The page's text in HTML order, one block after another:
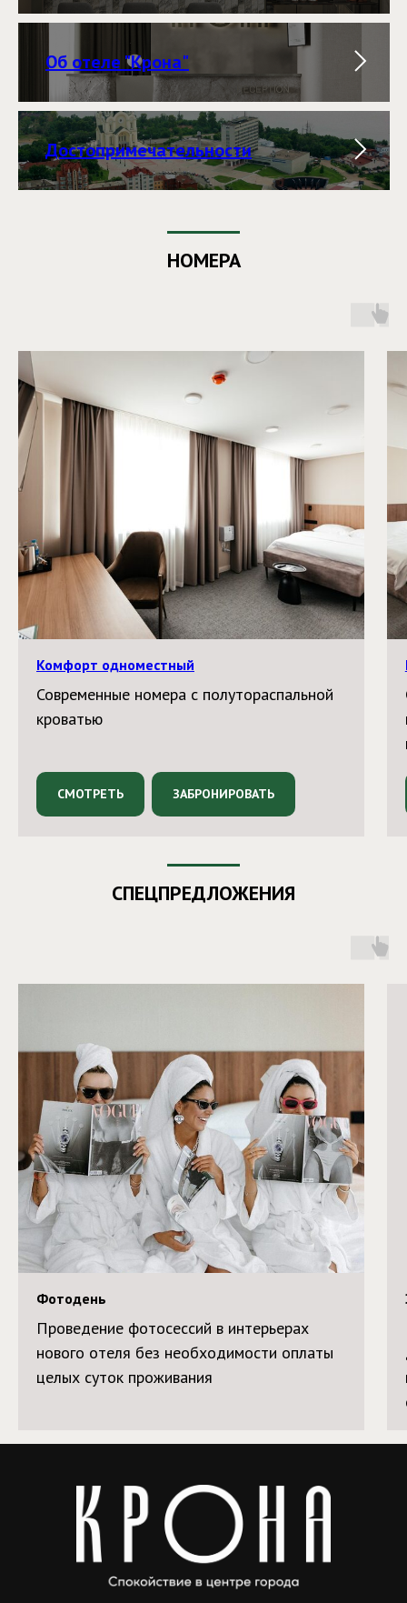
Об отеле "Крона"
Достопримечательности
НОМЕРА
Комфорт одноместный
Современные номера с полутораспальной
кроватью
СМОТРЕТЬ ЗАБРОНИРОВАТЬ
СПЕЦПРЕДЛОЖЕНИЯ
Фотодень
Проведение фотосессий в интерьерах
нового отеля без необходимости оплаты
целых суток проживания